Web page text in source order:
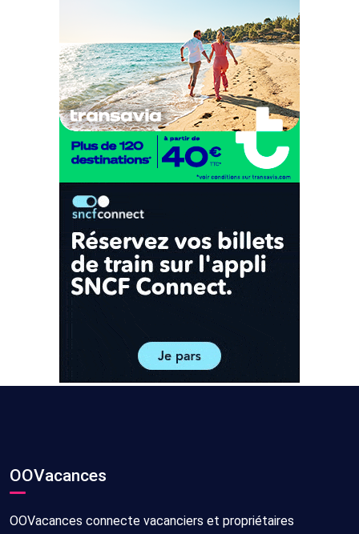
OOVacances
OOVacances connecte vacanciers et propriétaires